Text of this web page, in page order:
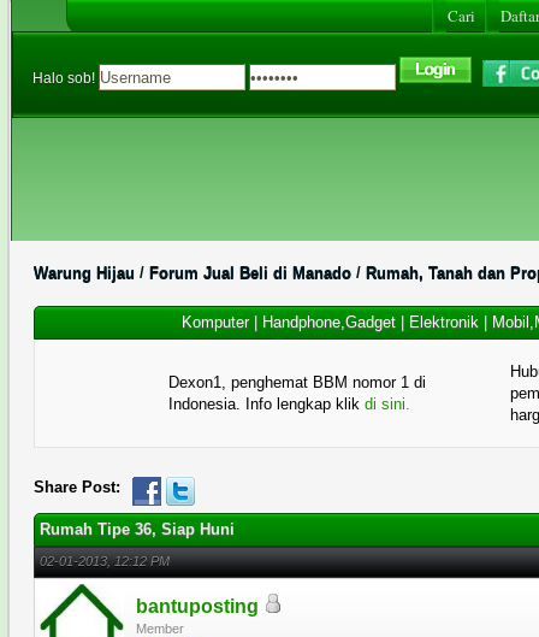
Cari
Halo sob!
Warung Hijau / Forum Jual Beli di Manado / Rumah, Tanah dan
Komputer| Handphone,Gadget| Elektronik|
Dexon1, penghemat BBM nomor 1 di
Indonesia. Info lengkap klik di sini.
Share Post:
Rumah Tipe 36, Siap Huni
02-01-2013, 12:12 PM
bantuposting
Member